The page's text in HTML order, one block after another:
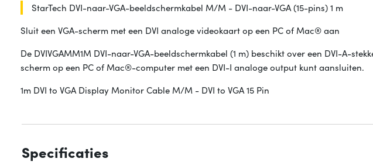
StarTech DVI-naar-VGA-beeldschermkabel M/M - DVI-naar-VGA (15-pins) 1 m
Sluit een VGA-scherm met een DVI analoge videokaart op een PC of Mac® aan
De DVIVGAMM1M DVI-naar-VGA-beeldschermkabel (1 m) beschikt over een DVI-A-
scherm op een PC of Mac®-computer met een DVI-I analoge output kunt aansluiten.
1m DVI to VGA Display Monitor Cable M/M - DVI to VGA 15 Pin
Specificaties